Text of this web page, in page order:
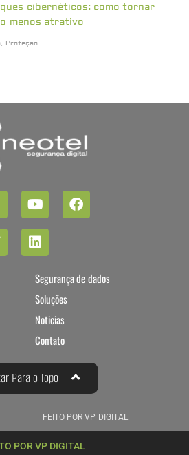
cibernéticos: como tornar
menos atrativo
, Proteção
Segurança de dados
Soluções
Noticias
Contato
Para o Topo
FEITO POR VP DIGITAL
POR VP DIGITAL